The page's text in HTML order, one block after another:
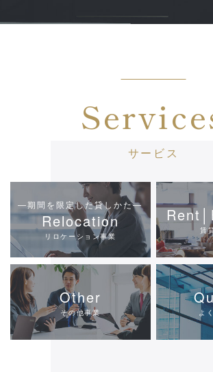
サービス
リロケーション事業
―期間を限定した貸しかた―
Relocation 賃
その他事業
Other
よ